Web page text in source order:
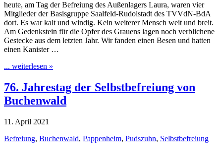
heute, am Tag der Befreiung des Außenlagers Laura, waren vier
Mitglieder der Basisgruppe Saalfeld-Rudolstadt des TVVdN-BdA
dort. Es war kalt und windig. Kein weiterer Mensch weit und breit.
Am Gedenkstein für die Opfer des Grauens lagen noch verblichene
Gestecke aus dem letzten Jahr. Wir fanden einen Besen und hatten
einen Kanister …
... weiterlesen »
76. Jahrestag der Selbstbefreiung von
Buchenwald
11. April 2021
Befreiung, Buchenwald, Pappenheim, Pudszuhn, Selbstbefreiung